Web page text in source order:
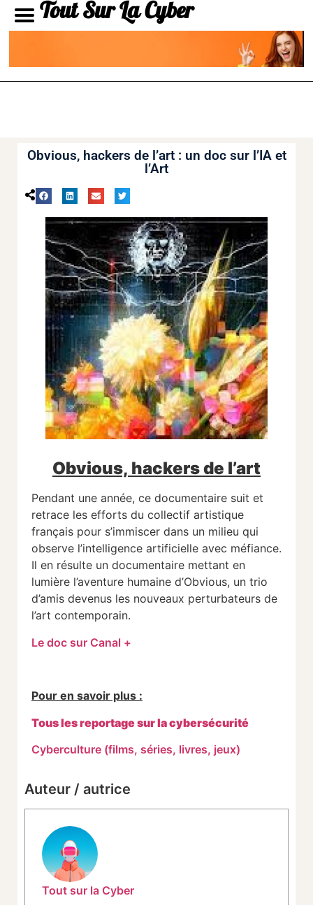
Tout Sur La Cyber
Obvious, hackers de l’art : un doc sur l’IA et
l’Art
Obvious, hackers de l’art
Pendant une année, ce documentaire suit et
retrace les efforts du collectif artistique
français pour s’immiscer dans un milieu qui
observe l’intelligence artificielle avec méfiance.
Il en résulte un documentaire mettant en
lumière l’aventure humaine d’Obvious, un trio
d’amis devenus les nouveaux perturbateurs de
l’art contemporain.
Le doc sur Canal +
Pour en savoir plus :
Tous les reportage sur la cybersécurité
Cyberculture (films, séries, livres, jeux)
Auteur / autrice
Tout sur la Cyber